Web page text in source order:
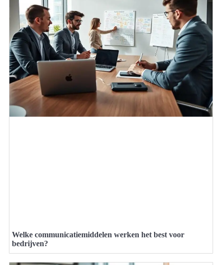
Welke communicatiemiddelen werken het best voor
bedrijven?